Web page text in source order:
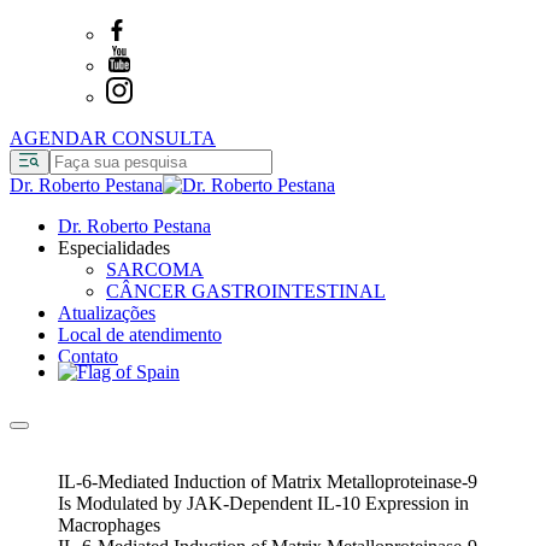
AGENDAR CONSULTA
Dr. Roberto Pestana
Dr. Roberto Pestana
Especialidades
SARCOMA
CÂNCER GASTROINTESTINAL
Atualizações
Local de atendimento
Contato
IL-6-Mediated Induction of Matrix Metalloproteinase-9
Is Modulated by JAK-Dependent IL-10 Expression in
Macrophages